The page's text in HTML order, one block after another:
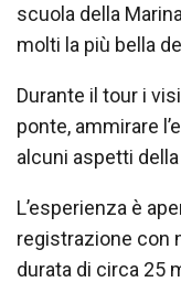
scuola della
molti la più bella
Durante il tour i
ponte, ammirare
alcuni aspetti
L’esperienza è
registrazione con
durata di circa 25